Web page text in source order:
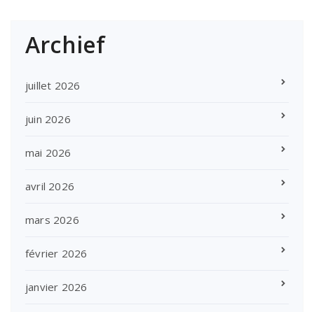
Archief
juillet 2026
juin 2026
mai 2026
avril 2026
mars 2026
février 2026
janvier 2026